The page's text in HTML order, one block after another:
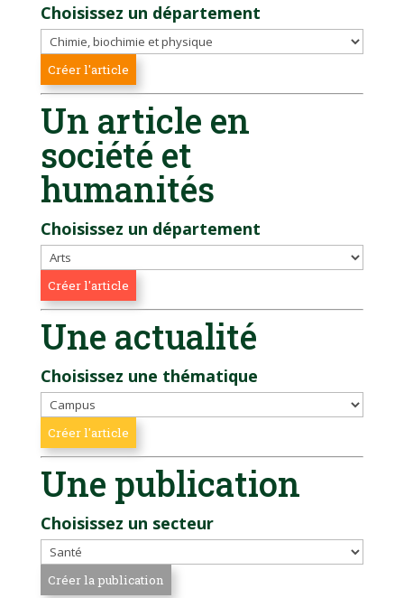
Choisissez un département
Un article en
société et
humanités
Choisissez un département
Une actualité
Choisissez une thématique
Une publication
Choisissez un secteur